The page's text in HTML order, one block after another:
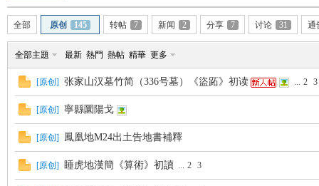
全部 原创 145 转帖 7 新闻 2 分享 7 讨论 31 通
全部主題 最新 熱門 熱帖 精華 更多
[原创 ] 张家山汉墓竹简（336号墓）《盜跖》初读 ... 2 3
[原创 ] 寧縣圜陽戈
[原创 ] 鳳凰地M24出土告地書補釋
[原创 ] 睡虎地漢簡《算術》初讀 ... 2 3